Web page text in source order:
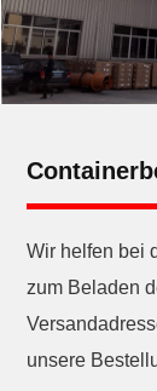
Wir helfen bei
zum Beladen
unsere